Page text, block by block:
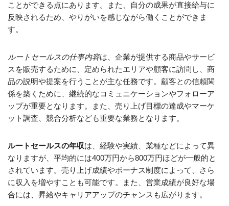
ことができる点にあります。また、自分の成果が直接給与に
反映されるため、やりがいを感じながら働くことができま
す。
ルートセールスの仕事内容は、企業が提供する商品やサービ
スを販売するために、定められたエリアや顧客に訪問し、商
品の説明や提案を行うことが主な任務です。顧客との信頼関
係を築くために、継続的なコミュニケーションやフォローア
ップが重要となります。また、売り上げ目標の達成やマーケ
ット調査、競合分析なども重要な業務となります。
ルートセールスの年収は、経験や実績、業種などによって異
なりますが、平均的には400万円から800万円ほどが一般的と
されています。売り上げ成績やボーナス制度によって、さら
に収入を増やすことも可能です。また、営業成績が良好な場
合には、昇給やキャリアアップのチャンスも広がります。